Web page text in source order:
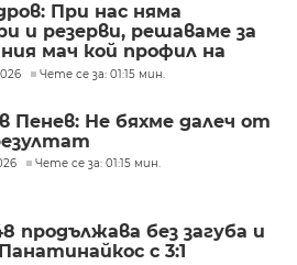
При нас няма
и резерви, решаваме за
мач кой профил на
ни е нужен
Чете се за: 01:15 мин.
Пенев: Не бяхме далеч от
Чете се за: 01:15 мин.
продължава без загуба и
с 3:1